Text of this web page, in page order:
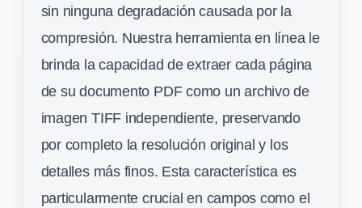
sin ninguna degradación causada por la
compresión. Nuestra herramienta en línea le
brinda la capacidad de extraer cada página
de su documento PDF como un archivo de
imagen TIFF independiente, preservando
por completo la resolución original y los
detalles más finos. Esta característica es
particularmente crucial en campos como el